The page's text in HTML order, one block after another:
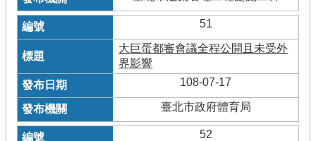
51
大巨蛋都審會議全程公開且未受外
界影響
108-07-17
臺北市政府體育局
52